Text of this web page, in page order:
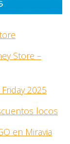
Store –
2025
locos
en Miravia